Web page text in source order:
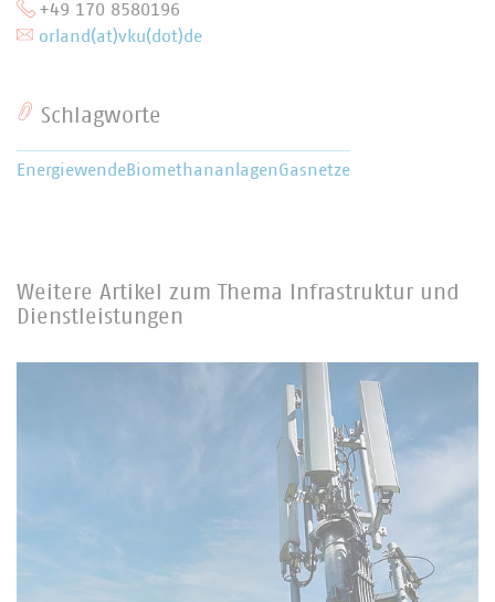
+49 170 8580196
orland(at)vku(dot)de
Schlagworte
EnergiewendeBiomethananlagenGasnetze
Weitere Artikel zum Thema Infrastruktur und
Dienstleistungen